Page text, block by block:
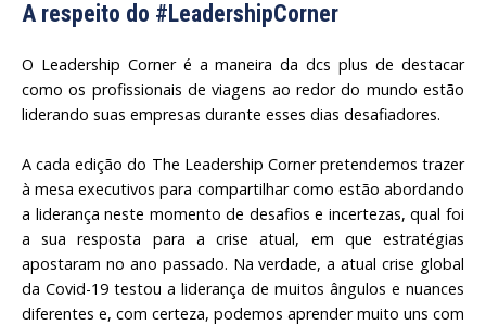
A respeito do #LeadershipCorner
O Leadership Corner é a maneira da dcs plus de destacar
como os profissionais de viagens ao redor do mundo estão
liderando suas empresas durante esses dias desafiadores.
A cada edição do The Leadership Corner pretendemos trazer
à mesa executivos para compartilhar como estão abordando
a liderança neste momento de desafios e incertezas, qual foi
a sua resposta para a crise atual, em que estratégias
apostaram no ano passado. Na verdade, a atual crise global
da Covid-19 testou a liderança de muitos ângulos e nuances
diferentes e, com certeza, podemos aprender muito uns com